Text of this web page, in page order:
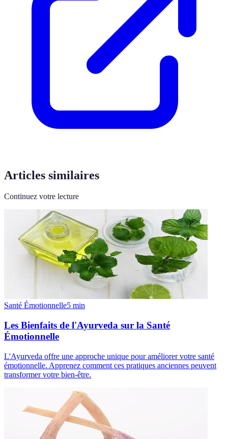
Articles similaires
Continuez votre lecture
Santé Émotionnelle5 min
Les Bienfaits de l'Ayurveda sur la Santé
Émotionnelle
L'Ayurveda offre une approche unique pour améliorer votre santé
émotionnelle. Apprenez comment ces pratiques anciennes peuvent
transformer votre bien-être.